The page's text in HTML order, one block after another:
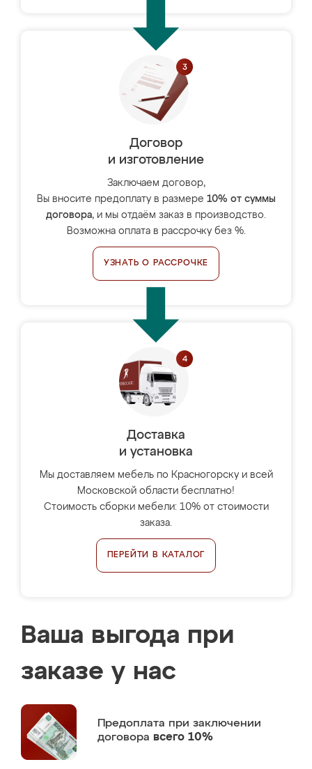
Договор
и изготовление
Заключаем договор,
Вы вносите предоплату в размере 10% от суммы
договора, и мы отдаём заказ в производство.
Возможна оплата в рассрочку без %.
УЗНАТЬ О РАССРОЧКЕ
Доставка
и установка
Мы доставляем мебель по Красногорску и всей
Московской области бесплатно!
Стоимость сборки мебели: 10% от стоимости
заказа.
ПЕРЕЙТИ В КАТАЛОГ
Ваша выгода при
заказе у нас
Предоплата при заключении
договора всего 10%